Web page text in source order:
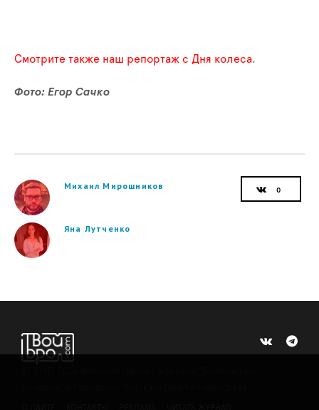
Смотрите также наш репортаж с Дня колеса.
Фото: Егор Сачко
Михаил Мирошников
Яна Лутченко